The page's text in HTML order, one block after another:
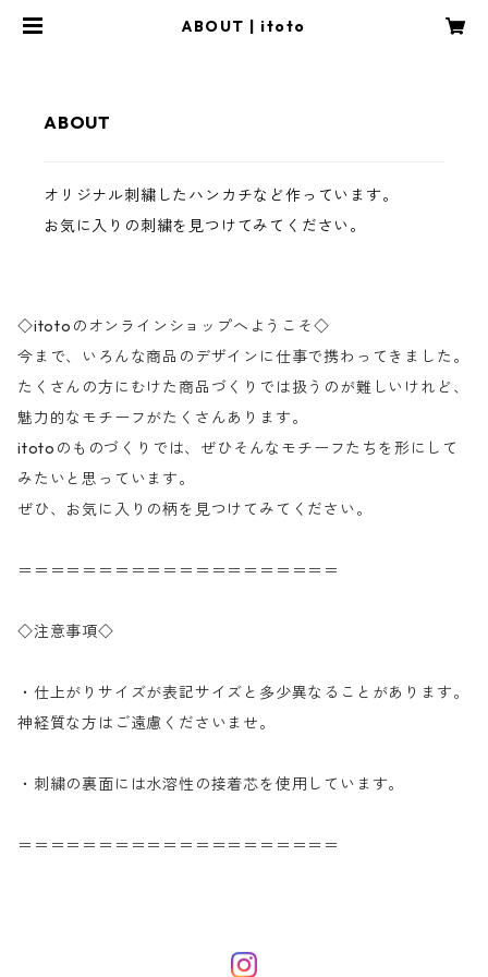
ABOUT | itoto
ABOUT
オリジナル刺繍したハンカチなど作っています。
お気に入りの刺繍を見つけてみてください。
◇itotoのオンラインショップへようこそ◇
今まで、いろんな商品のデザインに仕事で携わってきました。
たくさんの方にむけた商品づくりでは扱うのが難しいけれど、
魅力的なモチーフがたくさんあります。
itotoのものづくりでは、ぜひそんなモチーフたちを形にして
みたいと思っています。
ぜひ、お気に入りの柄を見つけてみてください。
＝＝＝＝＝＝＝＝＝＝＝＝＝＝＝＝＝＝＝＝
◇注意事項◇
・仕上がりサイズが表記サイズと多少異なることがあります。
神経質な方はご遠慮くださいませ。
・刺繍の裏面には水溶性の接着芯を使用しています。
＝＝＝＝＝＝＝＝＝＝＝＝＝＝＝＝＝＝＝＝